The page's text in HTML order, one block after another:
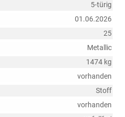
5-türig
01.06.2026
25
Metallic
1474 kg
vorhanden
Stoff
vorhanden